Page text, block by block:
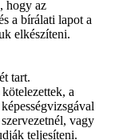
hogy az
a bírálati lapot a
elkészíteni.
tart.
a
vagy
teljesíteni.